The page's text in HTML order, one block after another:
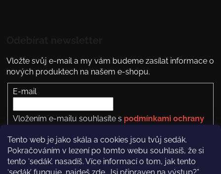
Tento web je jako skála a cookies jsou tvůj sedák.
Pokračováním v lezení po tomto webu souhlasíš, že si
tento ‘sedák’. nasadíš. Více informací o tom, jak tento
Vložte svůj e-mail a my vám budeme zasílat informace o
nových produktech na našem e-shopu.
E-mail
Vložením e-mailu souhlasíte s podmínkami ochrany
PŘIHLÁSIT SE